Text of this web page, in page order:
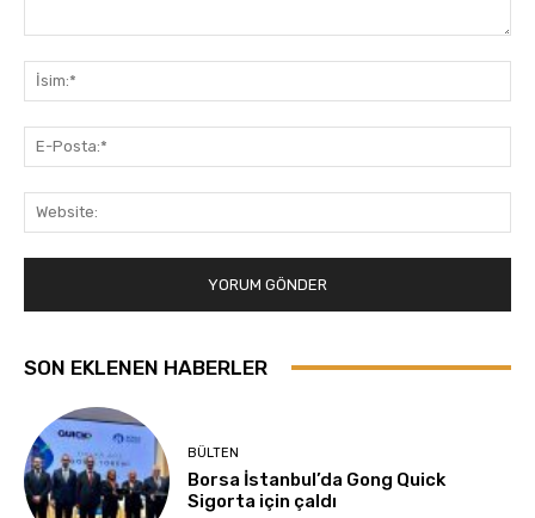
SON EKLENEN HABERLER
BÜLTEN
Borsa İstanbul’da Gong Quick
Sigorta için çaldı